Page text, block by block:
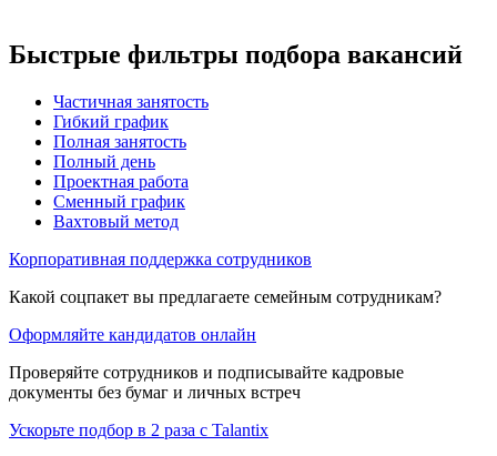
Быстрые фильтры подбора вакансий
Частичная занятость
Гибкий график
Полная занятость
Полный день
Проектная работа
Сменный график
Вахтовый метод
Корпоративная поддержка сотрудников
Какой соцпакет вы предлагаете семейным сотрудникам?
Оформляйте кандидатов онлайн
Проверяйте сотрудников и подписывайте кадровые
документы без бумаг и личных встреч
Ускорьте подбор в 2 раза с Talantix